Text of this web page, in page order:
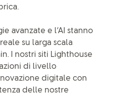
avanzate e l’AI stanno
su larga scala
I nostri siti Lighthouse
di livello
digitale con
delle nostre